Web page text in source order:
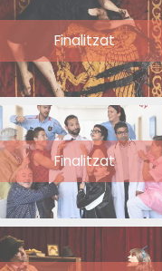
Finalitzat
Finalitzat